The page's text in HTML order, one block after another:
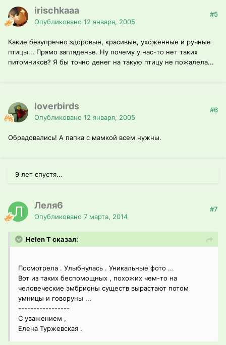
irischkaaa
Опубликовано 12 января, 2005
#5
Какие безупречно здоровые, красивые, ухоженные и ручные
птицы... Прямо загляденье. Ну почему у нас-то нет таких
питомников? Я бы точно денег на такую птицу не пожалела...
loverbirds
Опубликовано 12 января, 2005
#6
Обрадовались! А папка с мамкой всем нужны.
9 лет спустя...
Леля6
Опубликовано 7 марта, 2014
#7
Helen T сказал:
Посмотрела . Улыбнулась . Уникальные фото ...
Вот из таких беспомощных , похожих чем-то на
человеческие эмбрионы существ вырастают потом
умницы и говоруны ...
-----------------
С уважением ,
Елена Туржевская .